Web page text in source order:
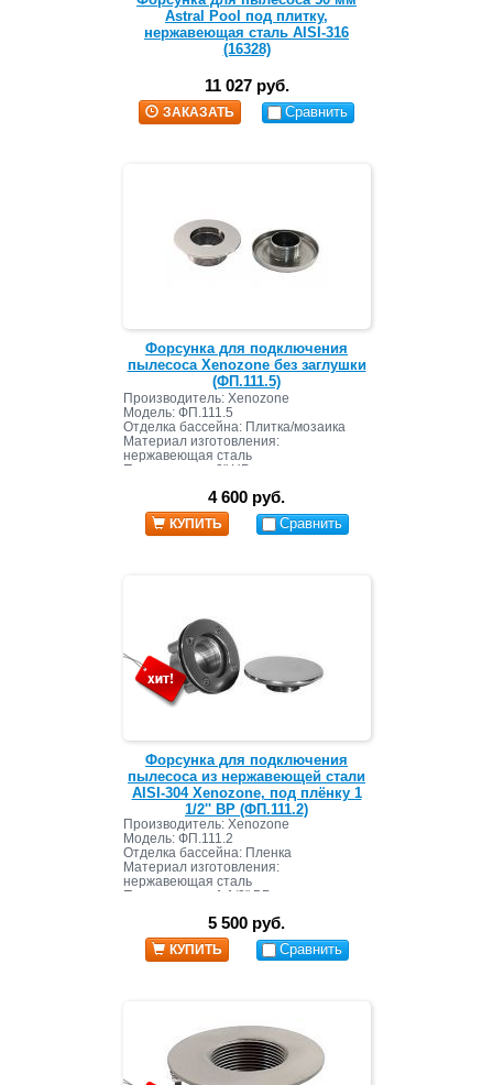
Astral Pool под плитку,
нержавеющая сталь AISI-316
(16328)
11 027 руб.
ЗАКАЗАТЬ Сравнить
Форсунка для подключения
пылесоса Xenozone без заглушки
(ФП.111.5)
Производитель: Xenozone
Модель: ФП.111.5
Отделка бассейна: Плитка/мозаика
Материал изготовления:
нержавеющая сталь
Подключение: 2" НР
4 600 руб.
КУПИТЬ Сравнить
Форсунка для подключения
пылесоса из нержавеющей стали
AISI-304 Xenozone, под плёнку 1
1/2'' ВР (ФП.111.2)
Производитель: Xenozone
Модель: ФП.111.2
Отделка бассейна: Пленка
Материал изготовления:
нержавеющая сталь
Подключение: 1 1/2" ВР
5 500 руб.
КУПИТЬ Сравнить